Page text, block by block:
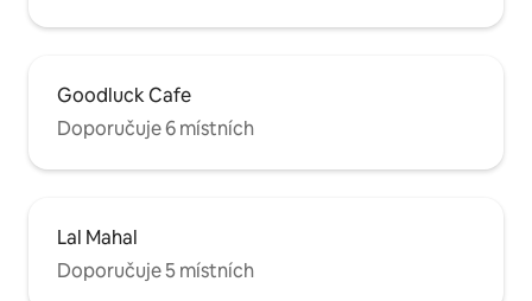
Goodluck Cafe
Doporučuje 6 místních
Lal Mahal
Doporučuje 5 místních